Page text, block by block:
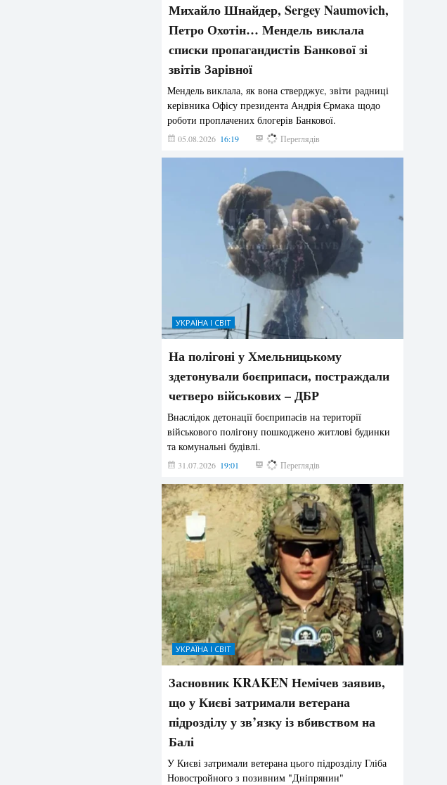
Михайло Шнайдер, Sergey Naumovich,
Петро Охотін… Мендель виклала
списки пропагандистів Банкової зі
звітів Зарівної
Мендель виклала, як вона стверджує, звіти радниці
керівника Офісу президента Андрія Єрмака щодо
роботи проплачених блогерів Банкової.
05.08.2026 16:19 211 Переглядів
УКРАЇНА І СВІТ
На полігоні у Хмельницькому
здетонували боєприпаси, постраждали
четверо військових – ДБР
Внаслідок детонації боєприпасів на території
військового полігону пошкоджено житлові будинки
та комунальні будівлі.
31.07.2026 19:01 194 Переглядів
УКРАЇНА І СВІТ
Засновник KRAKEN Немічев заявив,
що у Києві затримали ветерана
підрозділу у зв’язку із вбивством на
Балі
У Києві затримали ветерана цього підрозділу Гліба
Новостройного з позивним "Дніпрянин"